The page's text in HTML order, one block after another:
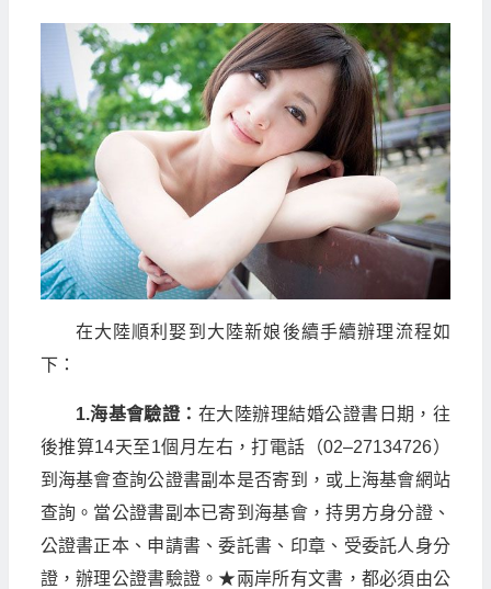
在大陸順利娶到大陸新娘後續手續辦理流程如
下：
1.海基會驗證： 在大陸辦理結婚公證書日期，往
後推算14天至1個月左右，打電話（02–27134726）
到海基會查詢公證書副本是否寄到，或上海基會網站
查詢。當公證書副本已寄到海基會，持男方身分證、
公證書正本、申請書、委託書、印章、受委託人身分
證，辦理公證書驗證。★兩岸所有文書，都必須由公